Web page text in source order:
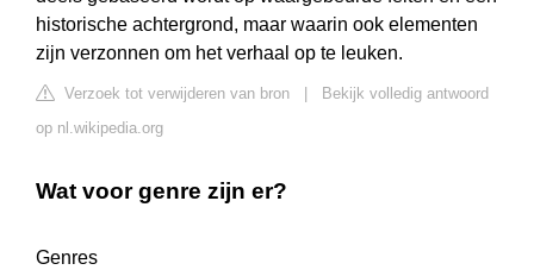
historische achtergrond, maar waarin ook elementen
zijn verzonnen om het verhaal op te leuken.
Verzoek tot verwijderen van bron
Bekijk volledig antwoord
op nl.wikipedia.org
Wat voor genre zijn er?
Genres